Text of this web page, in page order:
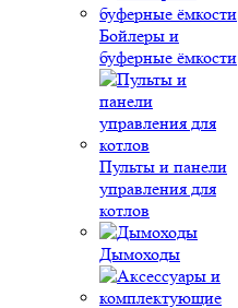
Бойлеры и
буферные ёмкости
Пульты и панели
управления для
котлов
Дымоходы